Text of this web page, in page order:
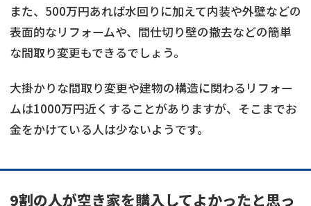
また、500万円あれば水回りに加えて内装や外壁などの
表面的なリフォームや、間仕切り壁の撤去などの簡単
な間取り変更もできるでしょう。
大掛かりな間取り変更や建物の構造に関わるリフォー
ムは1000万円近くすることがありますが、そこまでお
金をかけている人は少ないようです。
9割の人が空き家を購入してよかったと思っ